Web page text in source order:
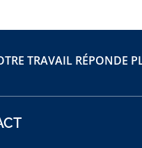
TRAVAIL RÉPONDE